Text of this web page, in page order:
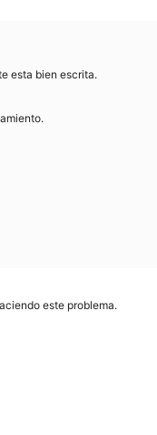
esta bien escrita.
este problema.